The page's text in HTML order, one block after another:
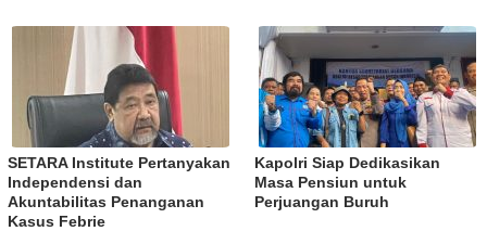
SETARA Institute Pertanyakan
Independensi dan
Akuntabilitas Penanganan
Kasus Febrie
Kapolri Siap Dedikasikan
Masa Pensiun untuk
Perjuangan Buruh